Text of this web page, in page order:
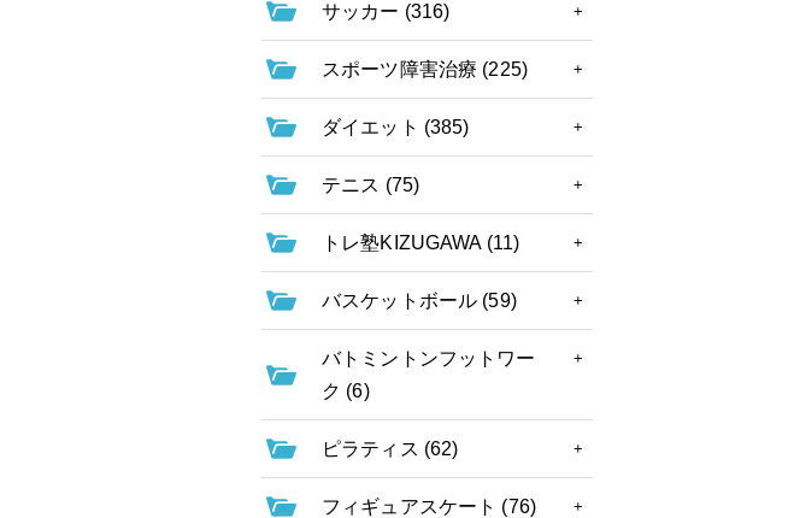
サッカー (316)
スポーツ障害治療 (225)
ダイエット (385)
テニス (75)
トレ塾KIZUGAWA (11)
バスケットボール (59)
バトミントンフットワー
ク (6)
ピラティス (62)
フィギュアスケート (76)